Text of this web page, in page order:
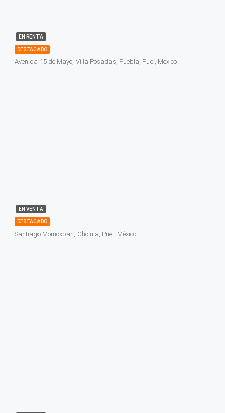
EN RENTA
DESTACADO
Avenida 15 de Mayo, Villa Posadas, Puebla, Pue., México
EN VENTA
DESTACADO
Santiago Momoxpan, Cholula, Pue., México